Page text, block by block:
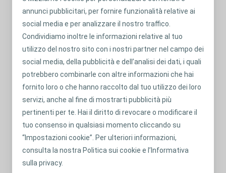
annunci pubblicitari, per fornire funzionalità relative ai
social media e per analizzare il nostro traffico.
Condividiamo inoltre le informazioni relative al tuo
utilizzo del nostro sito con i nostri partner nel campo dei
social media, della pubblicità e dell’analisi dei dati, i quali
potrebbero combinarle con altre informazioni che hai
fornito loro o che hanno raccolto dal tuo utilizzo dei loro
servizi, anche al fine di mostrarti pubblicità più
pertinenti per te. Hai il diritto di revocare o modificare il
tuo consenso in qualsiasi momento cliccando su
“Impostazioni cookie”. Per ulteriori informazioni,
consulta la nostra Politica sui cookie e l’Informativa
sulla privacy.